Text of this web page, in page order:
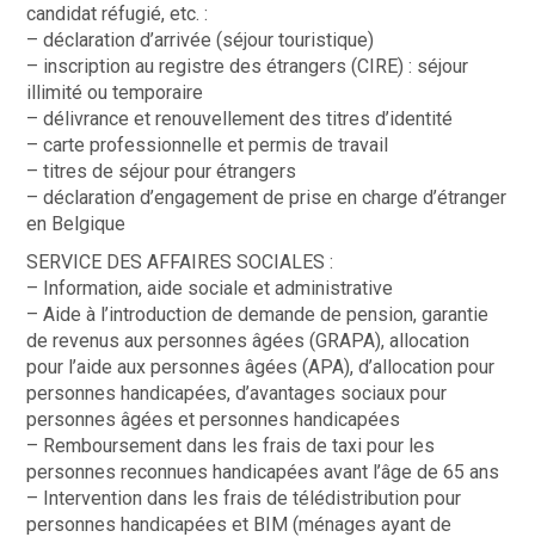
candidat réfugié, etc. :
– déclaration d’arrivée (séjour touristique)
– inscription au registre des étrangers (CIRE) : séjour
illimité ou temporaire
– délivrance et renouvellement des titres d’identité
– carte professionnelle et permis de travail
– titres de séjour pour étrangers
– déclaration d’engagement de prise en charge d’étranger
en Belgique
SERVICE DES AFFAIRES SOCIALES :
– Information, aide sociale et administrative
– Aide à l’introduction de demande de pension, garantie
de revenus aux personnes âgées (GRAPA), allocation
pour l’aide aux personnes âgées (APA), d’allocation pour
personnes handicapées, d’avantages sociaux pour
personnes âgées et personnes handicapées
– Remboursement dans les frais de taxi pour les
personnes reconnues handicapées avant l’âge de 65 ans
– Intervention dans les frais de télédistribution pour
personnes handicapées et BIM (ménages ayant de